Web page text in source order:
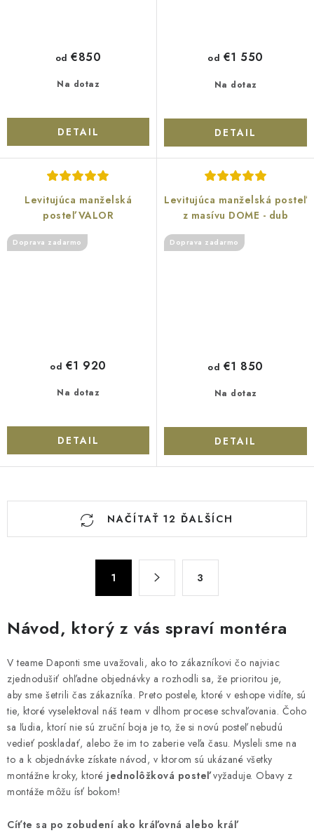
Na dotaz
od €850
DETAIL
Na dotaz
od €1 550
DETAIL
Levitujúca manželská
posteľ VALOR
Doprava zadarmo
Na dotaz
od €1 920
DETAIL
Levitujúca manželská posteľ
z masívu DOME - dub
Doprava zadarmo
Na dotaz
od €1 850
DETAIL
O
c
i
e
p
r
v
k
y
v
ý
p
i
NAČÍTAŤ 12 ĎALŠÍCH
á
n
o
v
a
n
i
e
1 3
Návod, ktorý z vás spraví montéra
V teame Daponti sme uvažovali, ako to zákazníkovi čo najviac
zjednodušiť ohľadne objednávky a rozhodli sa, že prioritou je,
aby sme šetrili čas zákazníka. Preto postele, ktoré v eshope vidíte, sú
tie, ktoré vyselektoval náš team v dlhom procese schvaľovania. Čoho
sa ľudia, ktorí nie sú zruční boja je to, že si novú posteľ nebudú
vedieť poskladať, alebo že im to zaberie veľa času. Mysleli sme na
to a k objednávke získate návod, v ktorom sú ukázané všetky
montážne kroky, ktoré jednolôžková posteľvyžaduje. Obavy z
montáže môžu ísť bokom!
Cíťte sa po zobudení ako kráľovná alebo kráľ